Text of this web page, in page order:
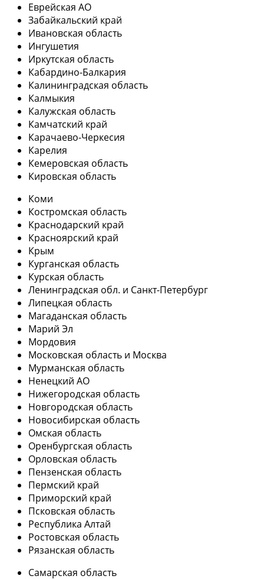
Еврейская АО
Забайкальский край
Ивановская область
Ингушетия
Иркутская область
Кабардино-Балкария
Калининградская область
Калмыкия
Калужская область
Камчатский край
Карачаево-Черкесия
Карелия
Кемеровская область
Кировская область
Коми
Костромская область
Краснодарский край
Красноярский край
Крым
Курганская область
Курская область
Ленинградская обл. и Санкт-Петербург
Липецкая область
Магаданская область
Марий Эл
Мордовия
Московская область и Москва
Мурманская область
Ненецкий АО
Нижегородская область
Новгородская область
Новосибирская область
Омская область
Оренбургская область
Орловская область
Пензенская область
Пермский край
Приморский край
Псковская область
Республика Алтай
Ростовская область
Рязанская область
Самарская область